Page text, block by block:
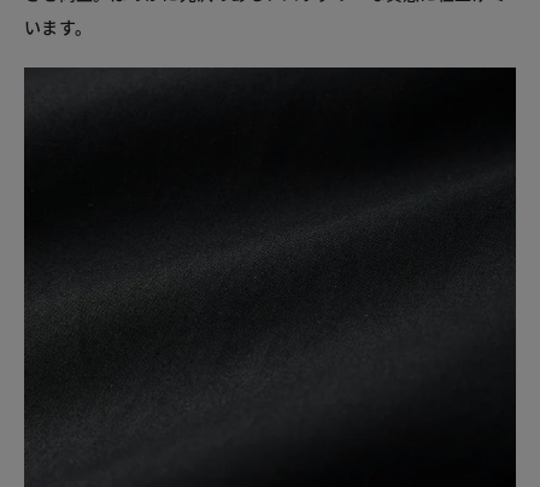
います。